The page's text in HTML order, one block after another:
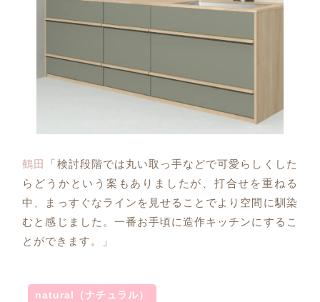
鶴田
「検討段階では丸い取っ手などで可愛らしくした
らどうかという案もありましたが、打合せを重ねる
中、まっすぐなラインを見せることでより空間に馴染
むと感じました。一番お手頃に造作キッチンにするこ
とができます。」
natural（ナチュラル）